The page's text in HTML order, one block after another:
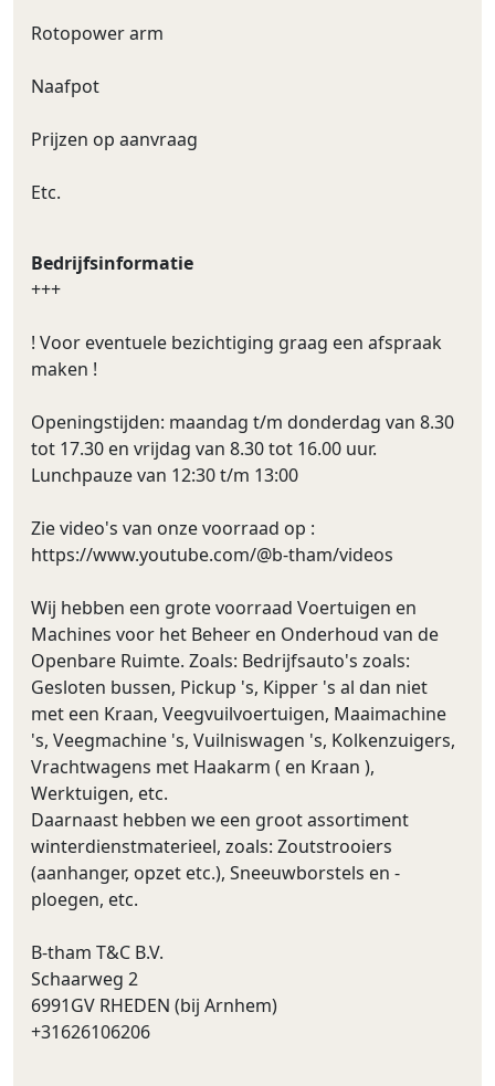
Rotopower arm
Naafpot
Prijzen op aanvraag
Etc.
Bedrijfsinformatie
+++
! Voor eventuele bezichtiging graag een afspraak
maken !
Openingstijden: maandag t/m donderdag van 8.30
tot 17.30 en vrijdag van 8.30 tot 16.00 uur.
Lunchpauze van 12:30 t/m 13:00
Zie video's van onze voorraad op :
https://www.youtube.com/@b-tham/videos
Wij hebben een grote voorraad Voertuigen en
Machines voor het Beheer en Onderhoud van de
Openbare Ruimte. Zoals: Bedrijfsauto's zoals:
Gesloten bussen, Pickup 's, Kipper 's al dan niet
met een Kraan, Veegvuilvoertuigen, Maaimachine
's, Veegmachine 's, Vuilniswagen 's, Kolkenzuigers,
Vrachtwagens met Haakarm ( en Kraan ),
Werktuigen, etc.
Daarnaast hebben we een groot assortiment
winterdienstmaterieel, zoals: Zoutstrooiers
(aanhanger, opzet etc.), Sneeuwborstels en -
ploegen, etc.
B-tham T&C B.V.
Schaarweg 2
6991GV RHEDEN (bij Arnhem)
+31626106206